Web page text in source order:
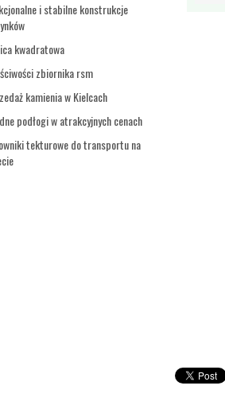
i stabilne konstrukcje
kwadratowa
zbiornika rsm
kamienia w Kielcach
podłogi w atrakcyjnych cenach
tekturowe do transportu na